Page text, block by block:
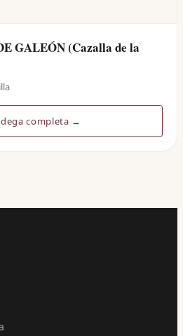
GALEÓN (Cazalla de la
completa →